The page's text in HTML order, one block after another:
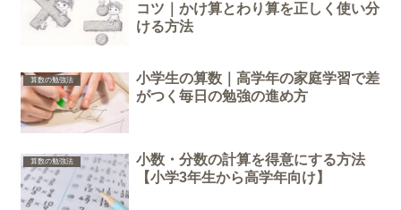
コツ｜かけ算とわり算を正しく使い分
ける方法
算数の勉強法
小学生の算数｜高学年の家庭学習で差
がつく毎日の勉強の進め方
算数の勉強法
小数・分数の計算を得意にする方法
【小学3年生から高学年向け】